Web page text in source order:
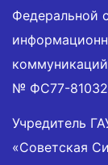
Федеральной
№ ФС77-81032
Учредитель
«Советская